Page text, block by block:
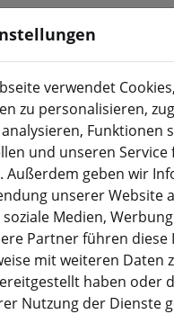
3 Zoll Propeller
3052 3x5,2
Rot 2xCW
verwendet
zu personalisieren,
Funktionen
und unseren Service
Außerdem geben wir
unserer Website
Medien,
Partner führen
mit weiteren Daten
haben oder
Nutzung der Dienste